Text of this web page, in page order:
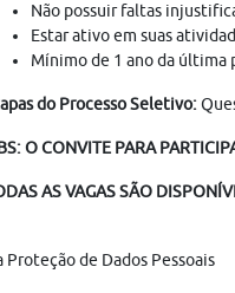
Não possuir faltas
Estar ativo em suas
Mínimo de 1 ano da última
do Processo Seletivo:
O CONVITE PARA
AS VAGAS SÃO
Proteção de Dados Pessoais